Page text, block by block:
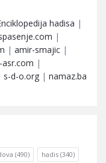
hadisa |
|
| amir-smajic |
asr.com |
s-d-o.org | namaz.ba
(490) hadis (340)